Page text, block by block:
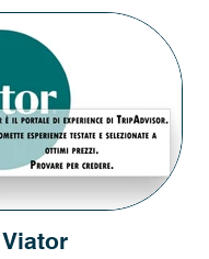
Viator